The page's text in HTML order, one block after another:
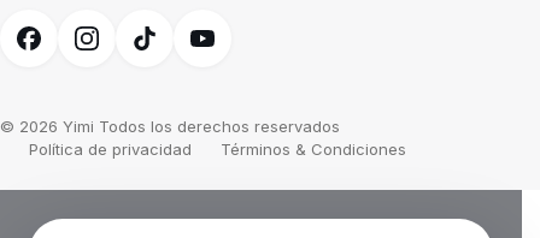
© 2026 Yimi Todos los derechos reservados
Política de privacidad
Términos & Condiciones